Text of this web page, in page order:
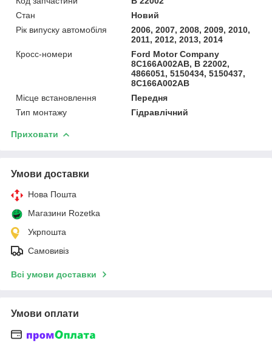
Стан
Новий
Рік випуску автомобіля
2006, 2007, 2008, 2009, 2010,
2011, 2012, 2013, 2014
Кросс-номери
Ford Motor Company
8C166A002AB, B 22002,
4866051, 5150434, 5150437,
8C166A002AB
Місце встановлення
Передня
Тип монтажу
Гідравлічний
Приховати
Умови доставки
Нова Пошта
Магазини Rozetka
Укрпошта
Самовивіз
Всі умови доставки
Умови оплати